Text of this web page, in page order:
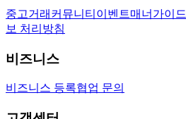
중고거래 커뮤니티 이벤트매너가이드
보 처리방침
비즈니스
비즈니스 등록협업 문의